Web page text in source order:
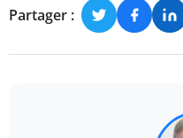
Partager :